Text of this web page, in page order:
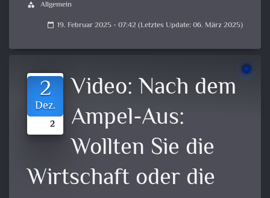
category Allgemein
calendar_today 19. Februar 2025 - 07:42 (Letztes Update: 06. März 2025)
2
Dez.
2
Video: Nach dem
Ampel-Aus:
Wollten Sie die
Wirtschaft oder die